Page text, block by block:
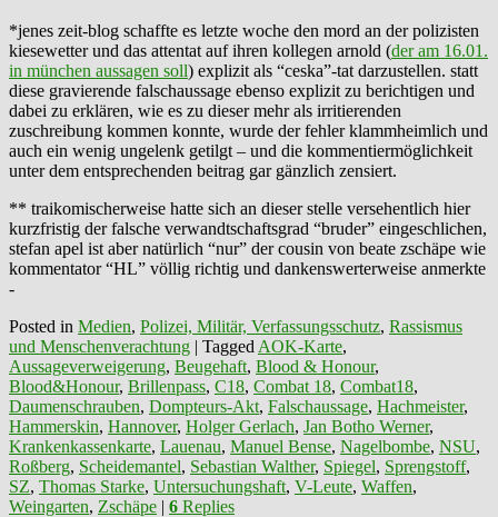
*jenes zeit-blog schaffte es letzte woche den mord an der polizisten
kiesewetter und das attentat auf ihren kollegen arnold (der am 16.01.
in münchen aussagen soll) explizit als “ceska”-tat darzustellen. statt
diese gravierende falschaussage ebenso explizit zu berichtigen und
dabei zu erklären, wie es zu dieser mehr als irritierenden
zuschreibung kommen konnte, wurde der fehler klammheimlich und
auch ein wenig ungelenk getilgt – und die kommentiermöglichkeit
unter dem entsprechenden beitrag gar gänzlich zensiert.
** traikomischerweise hatte sich an dieser stelle versehentlich hier
kurzfristig der falsche verwandtschaftsgrad “bruder” eingeschlichen,
stefan apel ist aber natürlich “nur” der cousin von beate zschäpe wie
kommentator “HL” völlig richtig und dankenswerterweise anmerkte
-
Posted in Medien, Polizei, Militär, Verfassungsschutz, Rassismus
und Menschenverachtung | Tagged AOK-Karte,
Aussageverweigerung, Beugehaft, Blood & Honour,
Blood&Honour, Brillenpass, C18, Combat 18, Combat18,
Daumenschrauben, Dompteurs-Akt, Falschaussage, Hachmeister,
Hammerskin, Hannover, Holger Gerlach, Jan Botho Werner,
Krankenkassenkarte, Lauenau, Manuel Bense, Nagelbombe, NSU,
Roßberg, Scheidemantel, Sebastian Walther, Spiegel, Sprengstoff,
SZ, Thomas Starke, Untersuchungshaft, V-Leute, Waffen,
Weingarten, Zschäpe | 6 Replies